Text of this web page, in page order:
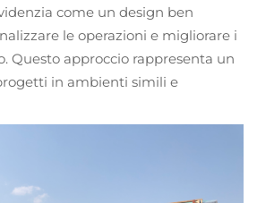
come un design ben
le operazioni e migliorare i
Questo approccio rappresenta un
in ambienti simili e